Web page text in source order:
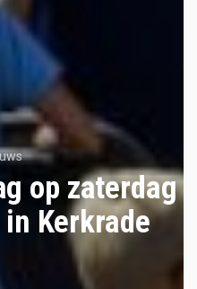
op zaterdag
Kerkrade